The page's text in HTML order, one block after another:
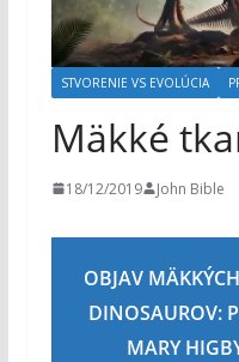
STVORENIE VS EVOLÚCIA
Mäkké
18/12/2019 John Bible
OBJAV
DINOSAUROV:
MARY